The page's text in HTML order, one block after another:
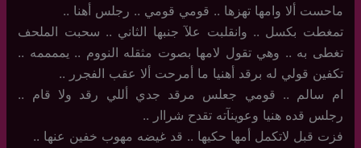
ماحست ألا وامها تهزها .. قومي قومي .. رجلس أهنا ..
تمغطت بكسل .. وانقلبت علآ جنبها الثاني .. سحبت الملحف
تغطى به .. وهي تقول لامها بصوت مثقله النووم .. يممممه ..
تكفين قولي له برقد أهنيا ما أمرحت ألا عقب الفجرر ..
ام سالم .. قومي جعلس مرقد جدي أللي رقد ولا قام ..
رجلس قده هنيا وعوينآته تقدح شراار ..
فزت قبل لاتكمل أمها حكيها .. قد غيضه مهوب خفين عنها ..